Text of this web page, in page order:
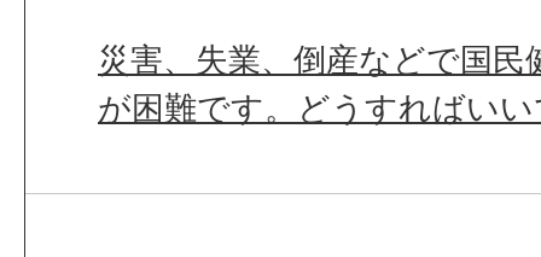
災害、失業、倒産などで国民
が困難です。どうすればい